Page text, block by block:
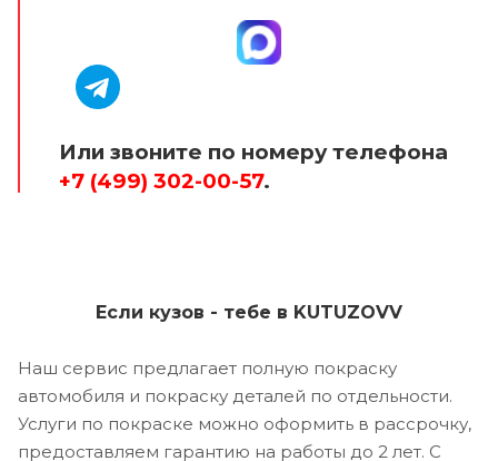
Или звоните по номеру телефона
+7 (499) 302-00-57.
Если кузов - тебе в KUTUZOVV
Наш сервис предлагает полную покраску
автомобиля и покраску деталей по отдельности.
Услуги по покраске можно оформить в рассрочку,
предоставляем гарантию на работы до 2 лет. С